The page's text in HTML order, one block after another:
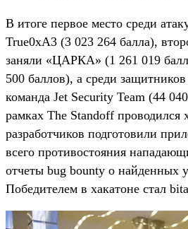
В итоге первое место среди
True0xA3 (3 023 264 балла),
заняли «ЦАРКА» (1 261 019
500 баллов), а среди
команда Jet Security Team (44
рамках The Standoff проводился
разработчиков подготовили
всего противостояния
отчеты bug bounty о найденных
Победителем в хакатоне стал